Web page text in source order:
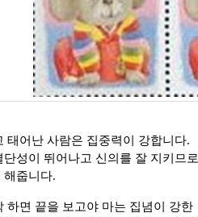
태어난 사람은 집중력이 강합니다.
단성이 뛰어나고 신의를 잘 지키므로
해줍니다.
하면 끝을 보고야 마는 집념이 강한